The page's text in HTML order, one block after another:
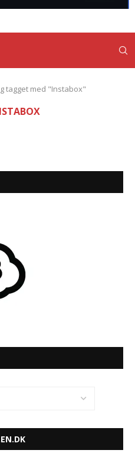
tagget med "Instabox"